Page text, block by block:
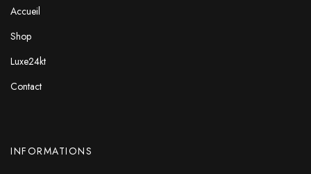
Accueil
Shop
Luxe24kt
Contact
INFORMATIONS